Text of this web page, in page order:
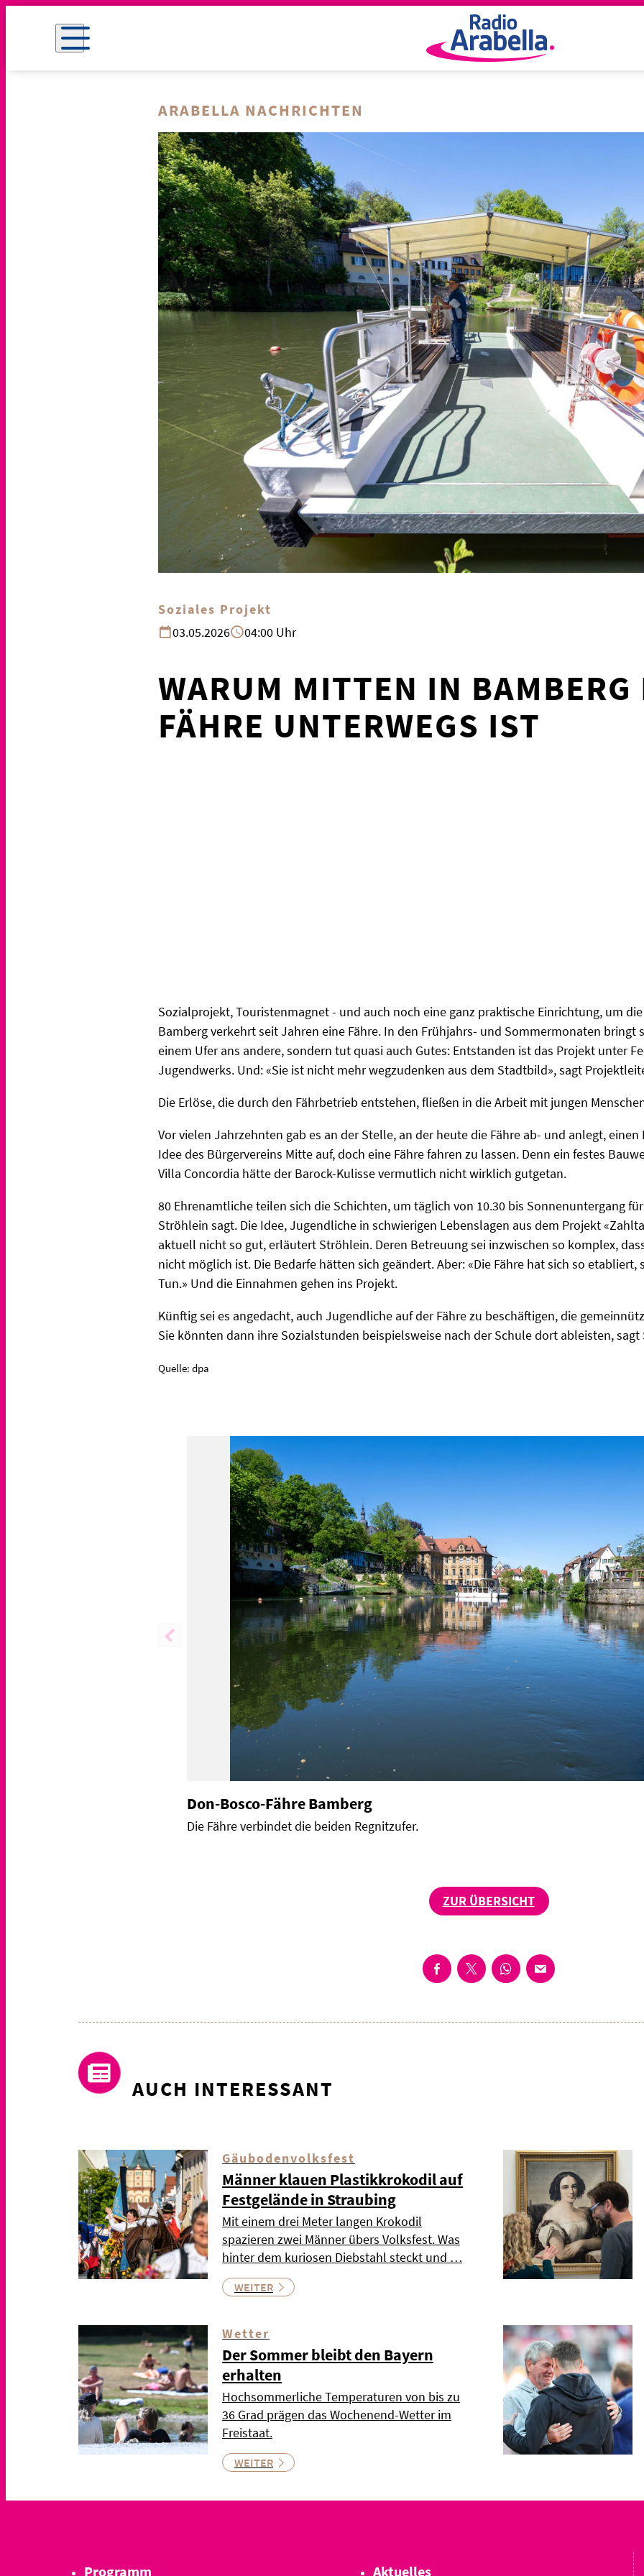
ARABELLA NACHRICHTEN
Soziales Projekt
03.05.2026
04:00 Uhr
WARUM MITTEN IN BAMBERG
FÄHRE UNTERWEGS IST
Sozialprojekt, Touristenmagnet - und auch noch eine ganz praktische Einrichtung, um
Bamberg verkehrt seit Jahren eine Fähre. In den Frühjahrs- und Sommermonaten bringt
einem Ufer ans andere, sondern tut quasi auch Gutes: Entstanden ist das Projekt unter
Jugendwerks. Und: «Sie ist nicht mehr wegzudenken aus dem Stadtbild», sagt
Die Erlöse, die durch den Fährbetrieb entstehen, fließen in die Arbeit mit jungen
Vor vielen Jahrzehnten gab es an der Stelle, an der heute die Fähre ab- und anlegt,
Idee des Bürgervereins Mitte auf, doch eine Fähre fahren zu lassen. Denn ein festes
Villa Concordia hätte der Barock-Kulisse vermutlich nicht wirklich gutgetan.
80 Ehrenamtliche teilen sich die Schichten, um täglich von 10.30 bis Sonnenuntergang
Ströhlein sagt. Die Idee, Jugendliche in schwierigen Lebenslagen aus dem Projekt
aktuell nicht so gut, erläutert Ströhlein. Deren Betreuung sei inzwischen so komplex,
nicht möglich ist. Die Bedarfe hätten sich geändert. Aber: «Die Fähre hat sich so
Tun.» Und die Einnahmen gehen ins Projekt.
Künftig sei es angedacht, auch Jugendliche auf der Fähre zu beschäftigen, die
Sie könnten dann ihre Sozialstunden beispielsweise nach der Schule dort ableisten,
Quelle: dpa
Don-Bosco-Fähre Bamberg
Die Fähre verbindet die beiden Regnitzufer.
ZUR ÜBERSICHT
AUCH INTERESSANT
Gäubodenvolksfest
Männer klauen Plastikkrokodil auf
Festgelände in Straubing
Mit einem drei Meter langen Krokodil
spazieren zwei Männer übers Volksfest. Was
hinter dem kuriosen Diebstahl steckt und …
WEITER
Wetter
Der Sommer bleibt den Bayern
erhalten
Hochsommerliche Temperaturen von bis zu
36 Grad prägen das Wochenend-Wetter im
Freistaat.
WEITER
Programm Aktuelles